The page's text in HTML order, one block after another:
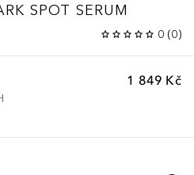
SPOT SERUM
0 (0)
1 849 Kč